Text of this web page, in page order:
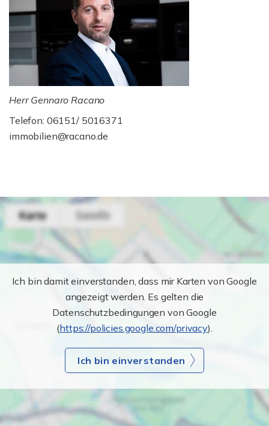
Herr Gennaro Racano
Telefon: 06151/ 5016371
immobilien@racano.de
Ich bin damit einverstanden, dass mir Karten von Google
angezeigt werden. Es gelten die
Datenschutzbedingungen von Google
(https://policies.google.com/privacy).
Ich bin einverstanden